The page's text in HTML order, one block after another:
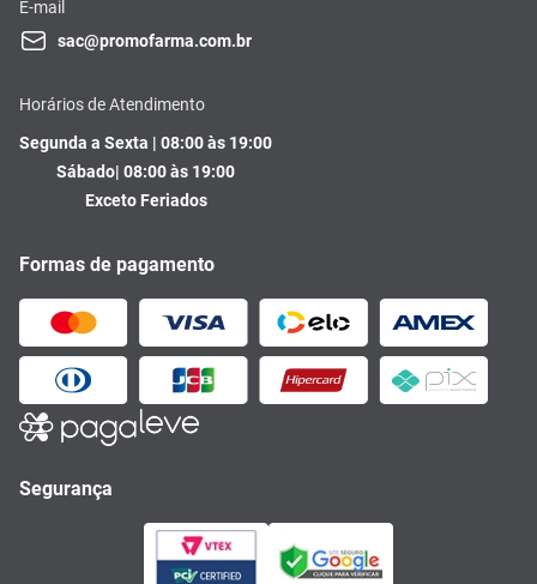
E-mail
sac@promofarma.com.br
Horários de Atendimento
Segunda a Sexta | 08:00 às 19:00
Sábado| 08:00 às 19:00
Exceto Feriados
Formas de pagamento
Segurança